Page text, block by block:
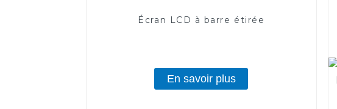
Écran LCD à barre étirée
En savoir plus